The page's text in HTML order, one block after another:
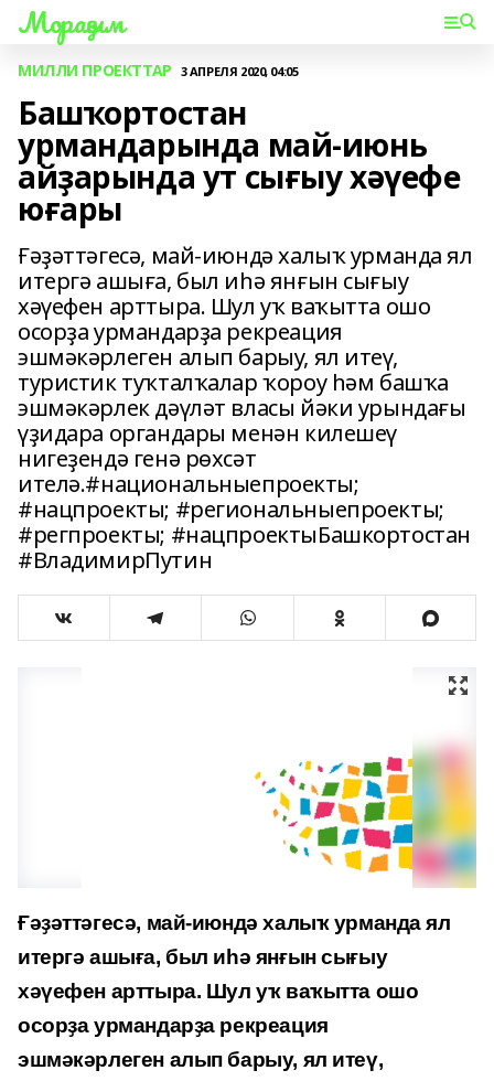
Мораҙым
МИЛЛИ ПРОЕКТТАР 3 АПРЕЛЯ 2020, 04:05
Башҡортостан
урмандарында май-июнь
айҙарында ут сығыу хәүефе
юғары
Ғәҙәттәгесә, май-июндә халыҡ урманда ял
итергә ашыға, был иһә янғын сығыу
хәүефен арттыра. Шул уҡ ваҡытта ошо
осорҙа урмандарҙа рекреация
эшмәкәрлеген алып барыу, ял итеү,
туристик туҡталҡалар ҡороу һәм башҡа
эшмәкәрлек дәүләт власы йәки урындағы
үҙидара органдары менән килешеү
нигеҙендә генә рөхсәт
ителә.#национальныепроекты;
#нацпроекты; #региональныепроекты;
#регпроекты; #нацпроектыБашкортостан
#ВладимирПутин
Ғәҙәттәгесә, май-июндә халыҡ урманда ял
итергә ашыға, был иһә янғын сығыу
хәүефен арттыра. Шул уҡ ваҡытта ошо
осорҙа урмандарҙа рекреация
эшмәкәрлеген алып барыу, ял итеү,